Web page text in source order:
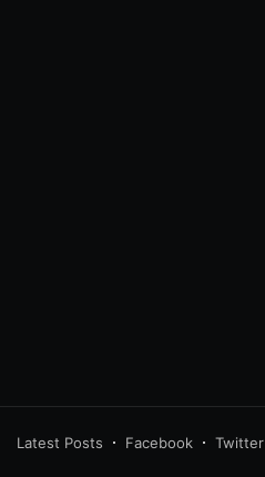
Latest Posts Facebook Twitter